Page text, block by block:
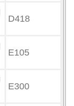
D418
E105
E300